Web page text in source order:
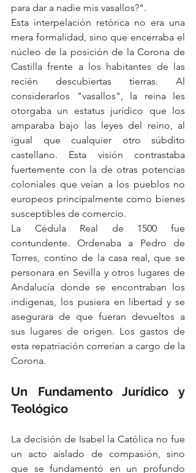
para dar a nadie mis vasallos?".
Esta interpelación retórica no era una
mera formalidad, sino que encerraba el
núcleo de la posición de la Corona de
Castilla frente a los habitantes de las
recién descubiertas tierras. Al
considerarlos "vasallos", la reina les
otorgaba un estatus jurídico que los
amparaba bajo las leyes del reino, al
igual que cualquier otro súbdito
castellano. Esta visión contrastaba
fuertemente con la de otras potencias
coloniales que veían a los pueblos no
europeos principalmente como bienes
susceptibles de comercio.
La Cédula Real de 1500 fue
contundente. Ordenaba a Pedro de
Torres, contino de la casa real, que se
personara en Sevilla y otros lugares de
Andalucía donde se encontraban los
indígenas, los pusiera en libertad y se
asegurara de que fueran devueltos a
sus lugares de origen. Los gastos de
esta repatriación correrían a cargo de la
Corona.
Un Fundamento Jurídico y
Teológico
La decisión de Isabel la Católica no fue
un acto aislado de compasión, sino
que se fundamentó en un profundo